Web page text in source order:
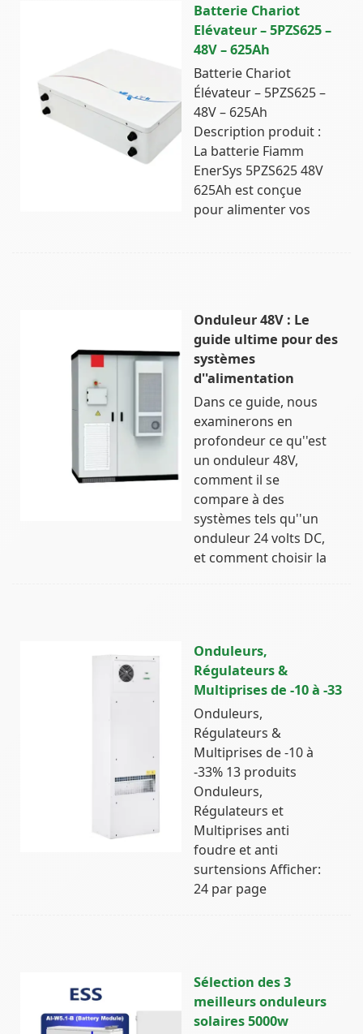
Batterie Chariot
Elévateur – 5PZS625 –
48V – 625Ah
Batterie Chariot
Élévateur – 5PZS625 –
48V – 625Ah
Description produit :
La batterie Fiamm
EnerSys 5PZS625 48V
625Ah est conçue
pour alimenter vos
Onduleur 48V : Le
guide ultime pour des
systèmes
d''alimentation
Dans ce guide, nous
examinerons en
profondeur ce qu''est
un onduleur 48V,
comment il se
compare à des
systèmes tels qu''un
onduleur 24 volts DC,
et comment choisir la
Onduleurs,
Régulateurs &
Multiprises de -10 à -33
Onduleurs,
Régulateurs &
Multiprises de -10 à
-33% 13 produits
Onduleurs,
Régulateurs et
Multiprises anti
foudre et anti
surtensions Afficher:
24 par page
Sélection des 3
meilleurs onduleurs
solaires 5000w